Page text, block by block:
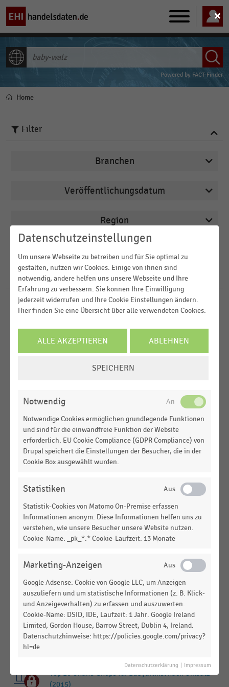
Main
navigation
Powered by FACT-Finder
Pfadnavigation
Home
17Ergebnisse fürbaby-walz
E-COMMERCE|STATISTIK
Umsatz (2024)
Babybedarf in Deutschland nach Umsatz (2022)
Top 5 der größten Online-Shops für Spielwaren und
Babybedarf in Deutschland nach Umsatz (2021)
E-COMMERCE STATISTIK
Top 100 der Online-Shops in Deutschland nach
Umsatz (2020)
Top 100 der Online-Shops in Deutschland nach
Umsatz (2019)
E-COMMERCE
Top 10 der größten Online-Shops für Spielwaren
und Babybedarf in Deutschland nach Umsatz
Top 5 der größten Online-Shops für Spielwaren und
Babybedarf in Deutschland nach Umsatz (2016)
E-COMMERCE STATISTIK
Top 5 der größten Online-Shops für Spielwaren und
Babybedarf in Deutschland nach Umsatz (2017)
Top 10 Online-Shops für Babyartikel nach Umsatz
(2015)
Filter
Branchen
Bau- und Heimwerkermärkte
E-Commerce und Versandhandel
Spielwarenhandel
MEHR ANZEIGEN
Veröffentlichungsdatum
2021
2020
MEHR ANZEIGEN
Region
Deutschland
Österreich
Weltweit
Datenschutzeinstellungen
Um unsere Webseite zu betreiben und für Sie optimal zu
gestalten, nutzen wir Cookies. Einige von ihnen sind
notwendig, andere helfen uns unsere Webseite und Ihre
Erfahrung zu verbessern. Sie können Ihre Einwilligung
jederzeit widerrufen und Ihre Cookie Einstellungen ändern.
Hier finden Sie eine Übersicht über alle verwendeten Cookies.
ALLE AKZEPTIEREN ABLEHNEN
SPEICHERN
Notwendig
Notwendige Cookies ermöglichen grundlegende Funktionen
und sind für die einwandfreie Funktion der Website
erforderlich. EU Cookie Compliance (GDPR Compliance) von
Drupal speichert die Einstellungen der Besucher, die in der
Cookie Box ausgewählt wurden.
Statistiken
Statistik-Cookies von Matomo On-Premise erfassen
Informationen anonym. Diese Informationen helfen uns zu
verstehen, wie unsere Besucher unsere Website nutzen.
Cookie-Name: _pk_*.* Cookie-Laufzeit: 13 Monate
Marketing-Anzeigen
Google Adsense: Cookie von Google LLC, um Anzeigen
auszuliefern und um statistische Informationen (z. B. Klick-
und Anzeigeverhalten) zu erfassen und auszuwerten.
Cookie-Name: DSID, IDE, Laufzeit: 1 Jahr. Google Ireland
Limited, Gordon House, Barrow Street, Dublin 4, Ireland.
Datenschutzhinweise: https://policies.google.com/privacy?
hl=de
Datenschutzerklärung Impressum